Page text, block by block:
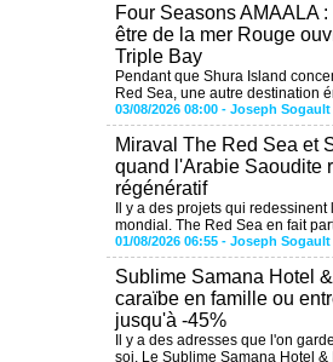
Four Seasons AMAALA
être de la mer Rouge
Triple Bay
Pendant que Shura Island
Red Sea, une autre destination
03/08/2026 08:00 - Joseph Sogault
Miraval The Red Sea et
quand l'Arabie Saoudite
régénératif
Il y a des projets qui redessinent
mondial. The Red Sea en fait
01/08/2026 06:55 - Joseph Sogault
Sublime Samana Hotel
caraïbe en famille ou
jusqu'à -45%
Il y a des adresses que l'on
soi. Le Sublime Samana Hotel &